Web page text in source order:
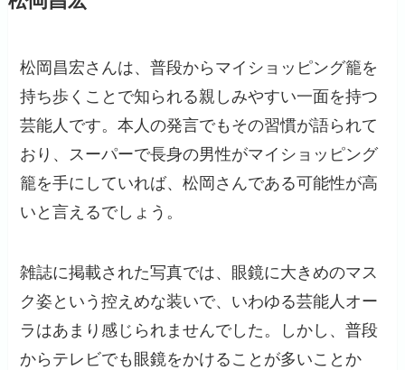
松岡昌宏さんは、普段からマイショッピング籠を
持ち歩くことで知られる親しみやすい一面を持つ
芸能人です。本人の発言でもその習慣が語られて
おり、スーパーで長身の男性がマイショッピング
籠を手にしていれば、松岡さんである可能性が高
いと言えるでしょう。
雑誌に掲載された写真では、眼鏡に大きめのマス
ク姿という控えめな装いで、いわゆる芸能人オー
ラはあまり感じられませんでした。しかし、普段
からテレビでも眼鏡をかけることが多いことか